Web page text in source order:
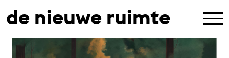
de nieuwe ruimte